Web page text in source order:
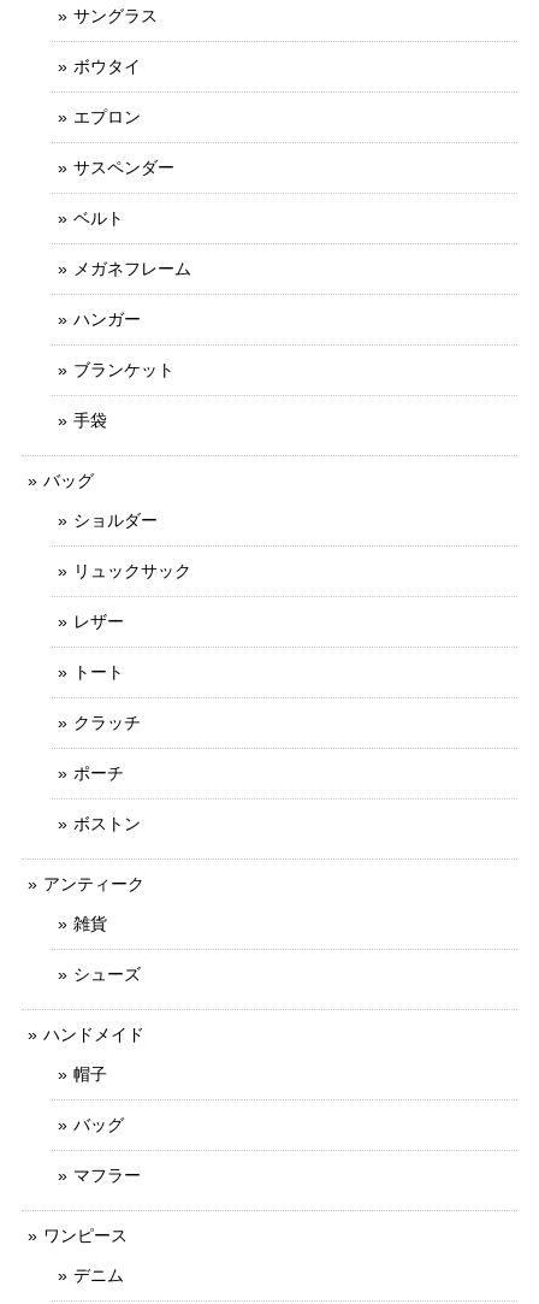
サングラス
ボウタイ
エプロン
サスペンダー
ベルト
メガネフレーム
ハンガー
ブランケット
手袋
バッグ
ショルダー
リュックサック
レザー
トート
クラッチ
ポーチ
ボストン
アンティーク
雑貨
シューズ
ハンドメイド
帽子
バッグ
マフラー
ワンピース
デニム